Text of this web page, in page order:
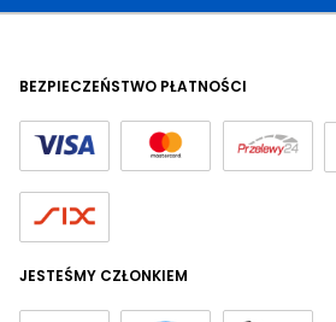
BEZPIECZEŃSTWO PŁATNOŚCI
JESTEŚMY CZŁONKIEM